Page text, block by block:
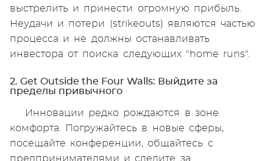
выстрелить и принести огромную прибыль.
Неудачи и потери (strikeouts) являются частью
процесса и не должны останавливать
инвестора от поиска следующих "home runs".
2. Get Outside the Four Walls: Выйдите за
пределы привычного
Инновации редко рождаются в зоне
комфорта. Погружайтесь в новые сферы,
посещайте конференции, общайтесь с
предпринимателями и следите за